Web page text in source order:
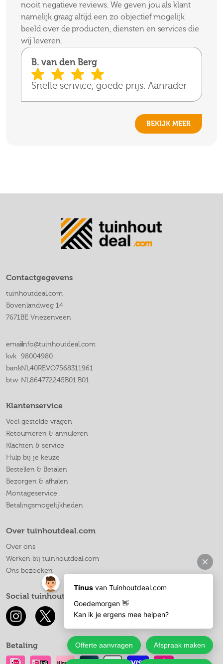
nooit negatieve reviews. We geven jou als klant
namelijk graag altijd een zo objectief mogelijk
beeld over de producten, diensten en services die
wij leveren.
B. van den Berg
Snelle serivice, goede prijs. Aanrader
BEKIJK MEER
Contactgegevens
tuinhoutdeal.com
Bovenlandweg 14
7671BE Vriezenveen
emailinfo@tuinhoutdeal.com
kvk 98004980
bankNL40REVO7568311961
btw NL864772245B01.B01
Klantenservice
Veel gestelde vragen
Retourneren & annuleren
Klachten & service
Hulp bij je keuze
Bestellen & Betalen
Bezorgen & afhalen
Montageservice
Betalingsmogelijkheden
Over tuinhoutdeal.com
Over ons
Werken bij tuinhoutdeal.com
Ons bezoeken
Social tuinhoutdeal.com
Betaling